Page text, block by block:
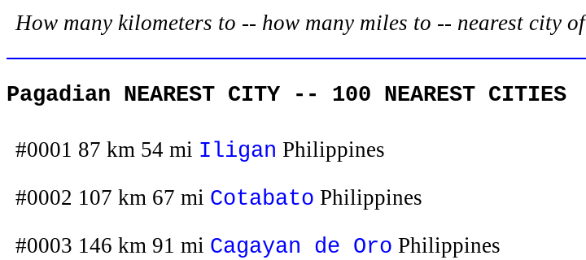
How many kilometers to -- how many miles to -- nearest city of
Pagadian NEAREST CITY -- 100 NEAREST CITIES
#0001 87 km 54 mi Iligan Philippines
#0002 107 km 67 mi Cotabato Philippines
#0003 146 km 91 mi Cagayan de Oro Philippines